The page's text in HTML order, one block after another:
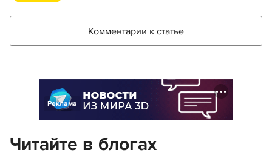
Комментарии к статье
Реклама
Читайте в блогах